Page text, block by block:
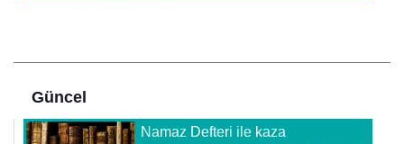
Güncel
Namaz Defteri ile kaza